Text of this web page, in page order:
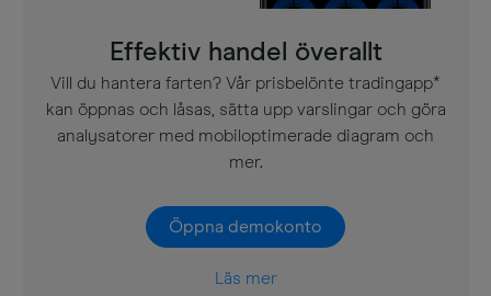
Effektiv handel överallt
Vill du hantera farten? Vår prisbelönte tradingapp*
kan öppnas och låsas, sätta upp varslingar och göra
analysatorer med mobiloptimerade diagram och
mer.
Öppna demokonto
Läs mer